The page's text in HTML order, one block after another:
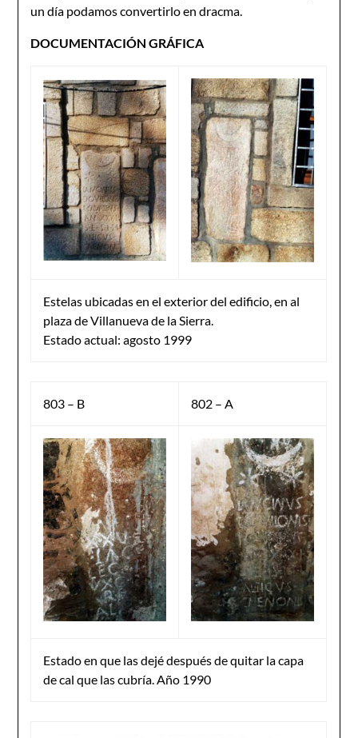
un día podamos convertirlo en dracma.
DOCUMENTACIÓN GRÁFICA
Estelas ubicadas en el exterior del edificio, en al
plaza de Villanueva de la Sierra.
Estado actual: agosto 1999
803 – B 802 – A
Estado en que las dejé después de quitar la capa
de cal que las cubría. Año 1990